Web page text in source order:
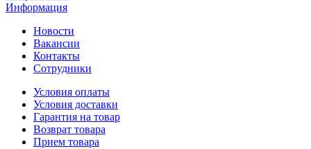
Информация
Новости
Вакансии
Контакты
Сотрудники
Условия оплаты
Условия доставки
Гарантия на товар
Возврат товара
Прием товара